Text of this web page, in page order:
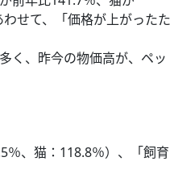
せて、「価格が上がったた
く、昨今の物価高が、ペッ
％、猫：118.8％）、「飼育